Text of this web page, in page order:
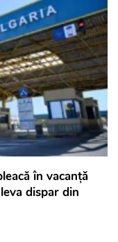
în vacanță
dispar din